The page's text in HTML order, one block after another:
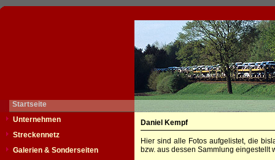
Startseite
Unternehmen
Streckennetz
Galerien & Sonderseiten
Daniel Kempf
Hier sind alle Fotos aufgelistet, die
bzw. aus dessen Sammlung eingestellt